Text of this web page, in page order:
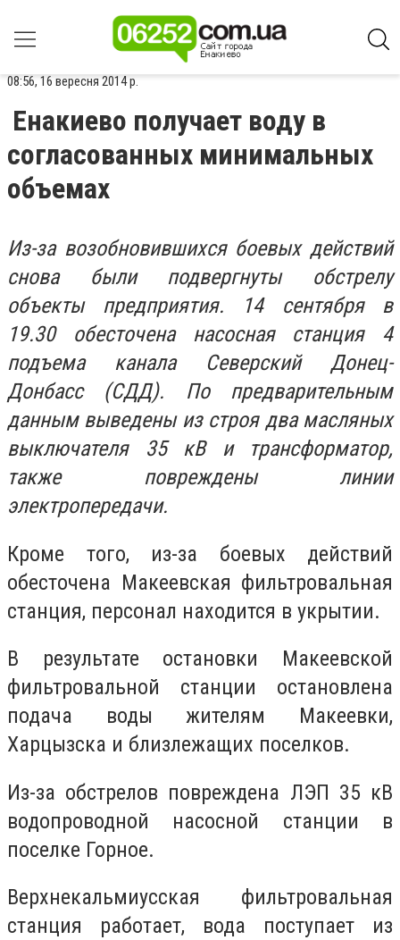
08:56, 16 вересня 2014 р.
Енакиево получает воду в
согласованных минимальных
объемах
Из-за возобновившихся боевых действий
снова были подвергнуты обстрелу
объекты предприятия. 14 сентября в
19.30 обесточена насосная станция 4
подъема канала Северский Донец-
Донбасс (СДД). По предварительным
данным выведены из строя два масляных
выключателя 35 кВ и трансформатор,
также повреждены линии
электропередачи.
Кроме того, из-за боевых действий
обесточена Макеевская фильтровальная
станция, персонал находится в укрытии.
В результате остановки Макеевской
фильтровальной станции остановлена
подача воды жителям Макеевки,
Харцызска и близлежащих поселков.
Из-за обстрелов повреждена ЛЭП 35 кВ
водопроводной насосной станции в
поселке Горное.
Верхнекальмиусская фильтровальная
станция работает, вода поступает из